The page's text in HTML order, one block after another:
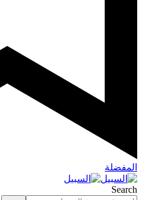
المفضلة
Search